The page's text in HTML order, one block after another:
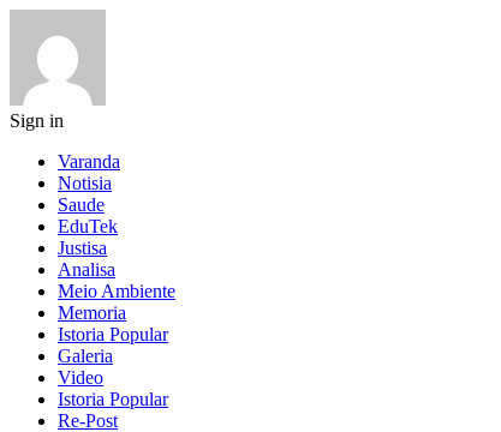
Sign in
Varanda
Notisia
Saude
EduTek
Justisa
Analisa
Meio Ambiente
Memoria
Istoria Popular
Galeria
Video
Istoria Popular
Re-Post